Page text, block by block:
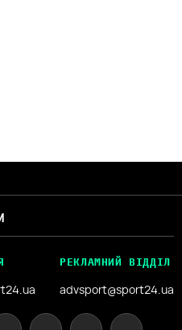
РЕКЛАМНИЙ ВІДДІЛ
advsport@sport24.ua